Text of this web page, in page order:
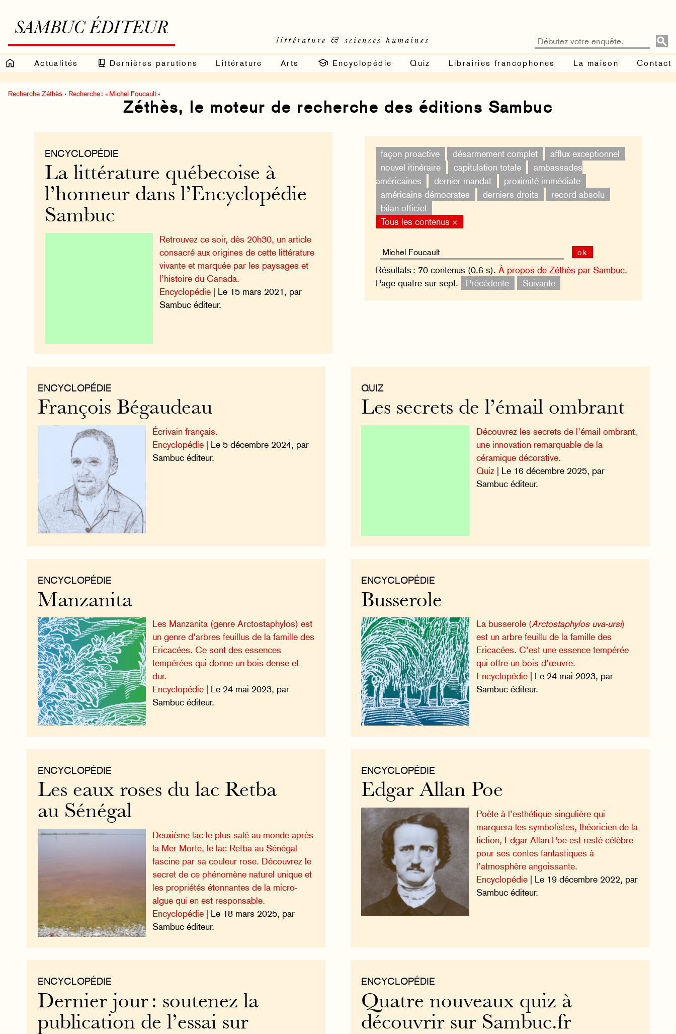
SAMBUC ÉDITEUR
littérature & sciences humaines
Actualités Dernières parutions Littérature Arts Encyclopédie Quiz Librairies francophones La maison Contact
Recherche Zéthès › Recherche : « Michel Foucault »
Zéthès, le moteur de recherche des éditions Sambuc
façon proactive désarmement complet
afflux exceptionnel
nouvel itinéraire
capitulation totale
ambassades
américaines
dernier mandat
proximité immédiate
américains démocrates
derniers droits
record absolu
bilan officiel
Tous les contenus ×
ok
Résultats : 70 contenus (0.6 s). À propos de Zéthès par Sambuc.
Page quatre sur sept.
Précédente Suivante
ENCYCLOPÉDIE
La littérature québecoise à
l’honneur dans l’Encyclopédie
Sambuc
Retrouvez ce soir, dès 20h30, un article
consacré aux origines de cette littérature
vivante et marquée par les paysages et
l’histoire du Canada.
Encyclopédie | Le 15 mars 2021, par
Sambuc éditeur.
QUIZ
Les secrets de l’émail ombrant
Découvrez les secrets de l’émail ombrant,
une innovation remarquable de la
céramique décorative.
Quiz| Le 16 décembre 2025, par
Sambuc éditeur.
ENCYCLOPÉDIE
François Bégaudeau
Écrivain français.
Encyclopédie | Le 5 décembre 2024, par
Sambuc éditeur.
ENCYCLOPÉDIE
Busserole
La busserole (Arctostaphylos uva-ursi)
est un arbre feuillu de la famille des
Ericacées. C’est une essence tempérée
qui offre un bois d’œuvre.
Encyclopédie| Le 24 mai 2023, par
Sambuc éditeur.
ENCYCLOPÉDIE
Manzanita
Les Manzanita (genre Arctostaphylos) est
un genre d’arbres feuillus de la famille des
Ericacées. Ce sont des essences
tempérées qui donne un bois dense et
dur.
Encyclopédie | Le 24 mai 2023, par
Sambuc éditeur.
ENCYCLOPÉDIE
Edgar Allan Poe
Poète à l’esthétique singulière qui
marquera les symbolistes, théoricien de la
fiction, Edgar Allan Poe est resté célèbre
pour ses contes fantastiques à
l’atmosphère angoissante.
Encyclopédie| Le 19 décembre 2022, par
Sambuc éditeur.
ENCYCLOPÉDIE
Les eaux roses du lac Retba
au Sénégal
Deuxième lac le plus salé au monde après
la Mer Morte, le lac Retba au Sénégal
fascine par sa couleur rose. Découvrez le
secret de ce phénomène naturel unique et
les propriétés étonnantes de la micro-
algue qui en est responsable.
Encyclopédie | Le 18 mars 2025, par
Sambuc éditeur.
ENCYCLOPÉDIE
Quatre nouveaux quiz à
découvrir sur Sambuc.fr
ENCYCLOPÉDIE
Dernier jour : soutenez la
publication de l’essai sur